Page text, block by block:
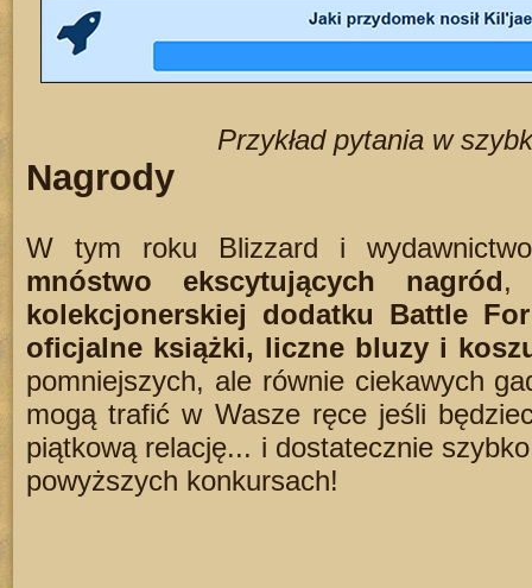
Przykład pytania w
Nagrody
W tym roku Blizzard i
mnóstwo ekscytujących nagród,
kolekcjonerskiej dodatku Battle
oficjalne książki, liczne bluzy i
pomniejszych, ale równie ciekawych
mogą trafić w Wasze ręce jeśli
piątkową relację... i dostatecznie
powyższych konkursach!